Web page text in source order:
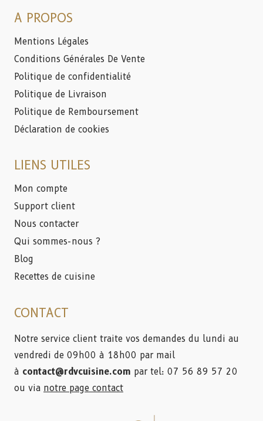
A PROPOS
Mentions Légales
Conditions Générales De Vente
Politique de confidentialité
Politique de Livraison
Politique de Remboursement
Déclaration de cookies
LIENS UTILES
Mon compte
Support client
Nous contacter
Qui sommes-nous ?
Blog
Recettes de cuisine
CONTACT
Notre service client traite vos demandes du lundi au
vendredi de 09h00 à 18h00 par mail
à contact@rdvcuisine.com par tel: 07 56 89 57 20
ou via notre page contact